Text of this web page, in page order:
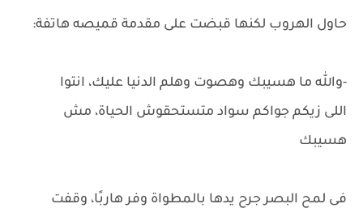
حاول الهروب لكنها قبضت على مقدمة قميصه هاتفة:
-والله ما هسيبك وهصوت وهلم الدنيا عليك، انتوا
اللى زيكم جواكم سواد متستحقوش الحياة، مش
هسيبك
فى لمح البصر جرح يدها بالمطواة وفر هاربًا، وقفت